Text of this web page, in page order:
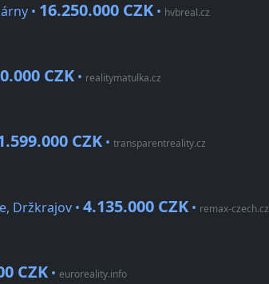
• 16.250.000 CZK • hvbreal.cz
CZK • realitymatulka.cz
CZK • transparentreality.cz
Držkrajov • 4.135.000 CZK • remax-czech.cz
CZK • euroreality.info